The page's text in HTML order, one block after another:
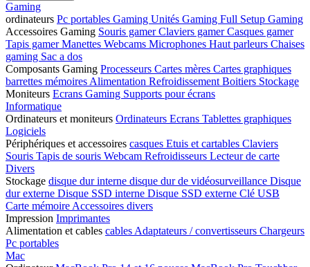
Gaming
ordinateurs Pc portables Gaming Unités Gaming Full Setup Gaming
Accessoires Gaming Souris gamerClaviers gamerCasques gamer
Tapis gamerManettes Webcams Microphones Haut parleurs Chaises
gaming Sac a dos
Composants Gaming Processeurs Cartes mères Cartes graphiques
barrettes mémoires Alimentation Refroidissement Boitiers Stockage
Moniteurs Ecrans Gaming Supports pour écrans
Informatique
Ordinateurs et moniteurs Ordinateurs Ecrans Tablettes graphiques
Logiciels
Périphériques et accessoires casques Etuis et cartables Claviers
Souris Tapis de souris Webcam Refroidisseurs Lecteur de carte
Divers
Stockage disque dur interne disque dur de vidéosurveillance Disque
dur externe Disque SSD interne Disque SSD externe Clé USB
Carte mémoire Accessoires divers
Impression Imprimantes
Alimentation et cables cables Adaptateurs / convertisseurs Chargeurs
Pc portables
Mac